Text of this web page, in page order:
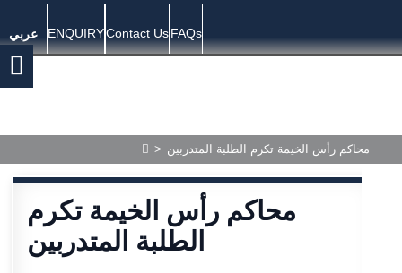
عربي ENQUIRYContact UsFAQs
> محاكم رأس الخيمة تكرم الطلبة المتدربين
محاكم رأس الخيمة تكرم
الطلبة المتدربين